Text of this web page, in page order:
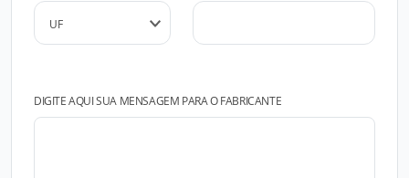
DIGITE AQUI SUA MENSAGEM PARA O FABRICANTE